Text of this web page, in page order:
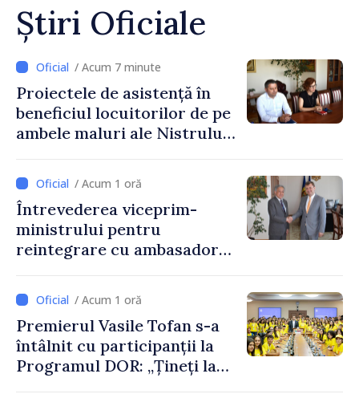
Știri Oficiale
/ Acum 7 minute
Proiectele de asistență în
beneficiul locuitorilor de pe
ambele maluri ale Nistrului
viceprim-ministrului cu
reprezentanta rezidentă a
PNUD în Republica Moldova,
Daniela Gasparikova
/ Acum 1 oră
Întrevederea viceprim-
ministrului pentru
reintegrare cu ambasadorul
Moldova
/ Acum 1 oră
Premierul Vasile Tofan s-a
întâlnit cu participanții la
Programul DOR: „Țineți la